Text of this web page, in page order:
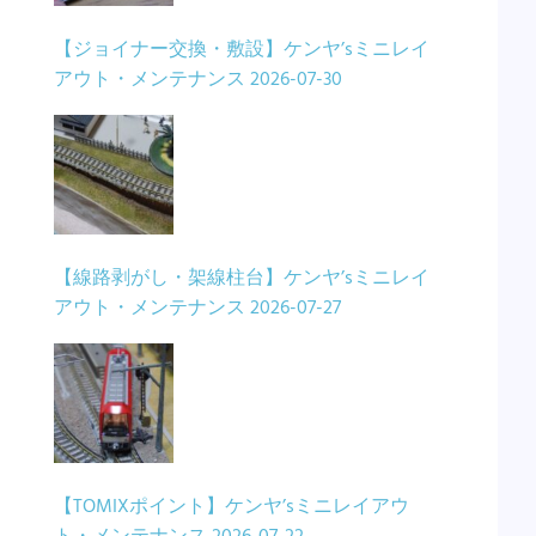
【ジョイナー交換・敷設】ケンヤ’sミニレイ
アウト・メンテナンス 2026-07-30
【線路剥がし・架線柱台】ケンヤ’sミニレイ
アウト・メンテナンス 2026-07-27
【TOMIXポイント】ケンヤ’sミニレイアウ